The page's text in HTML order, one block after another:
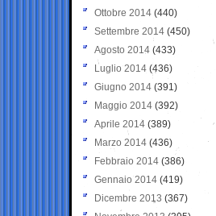
Ottobre 2014 (440)
Settembre 2014 (450)
Agosto 2014 (433)
Luglio 2014 (436)
Giugno 2014 (391)
Maggio 2014 (392)
Aprile 2014 (389)
Marzo 2014 (436)
Febbraio 2014 (386)
Gennaio 2014 (419)
Dicembre 2013 (367)